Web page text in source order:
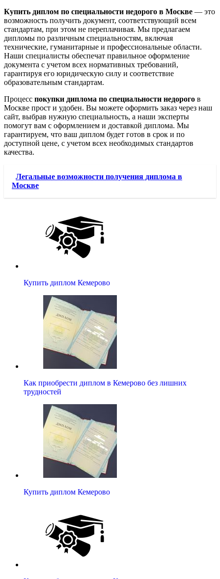
Купить диплом по специальности недорого в Москве — это
возможность получить документ, соответствующий всем
стандартам, при этом не переплачивая. Мы предлагаем
дипломы по различным специальностям, включая
технические, гуманитарные и профессиональные области.
Наши специалисты обеспечат правильное оформление
документа с учетом всех нормативных требований,
гарантируя его юридическую силу и соответствие
образовательным стандартам.
Процесс покупки диплома по специальности недорого в
Москве прост и удобен. Вы можете оформить заказ через наш
сайт, выбрав нужную специальность, а наши эксперты
помогут вам с оформлением и доставкой диплома. Мы
гарантируем, что ваш диплом будет готов в срок и по
доступной цене, с учетом всех необходимых стандартов
качества.
Легальные возможности получения диплома в
Москве
Купить диплом Кемерово
Как приобрести диплом в Кемерово без лишних
трудностей
Купить диплом Кемерово